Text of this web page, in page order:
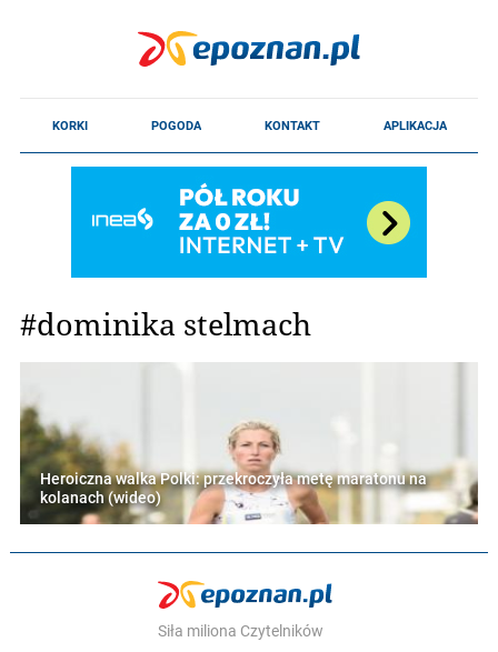
#dominika stelmach
Heroiczna walka Polki: przekroczyła metę maratonu na
kolanach (wideo)
Siła miliona Czytelników